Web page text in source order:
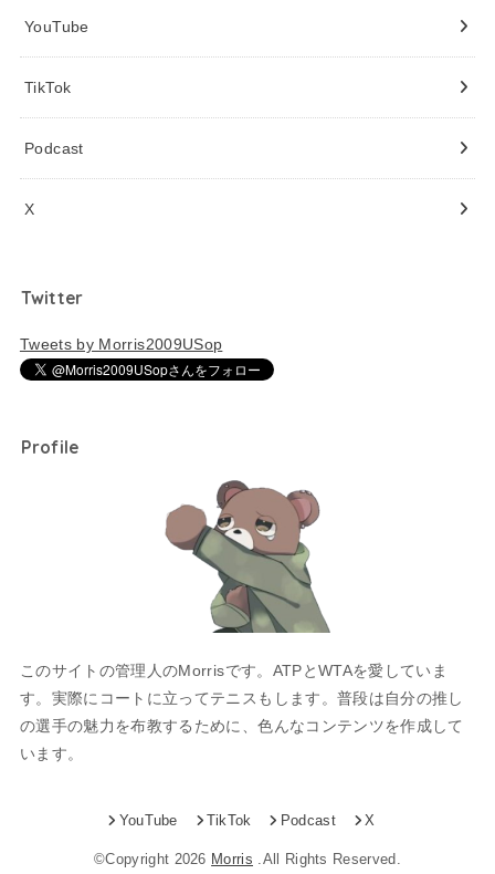
YouTube
TikTok
Podcast
X
Twitter
Tweets by Morris2009USop
Profile
このサイトの管理人のMorrisです。ATPとWTAを愛していま
す。実際にコートに立ってテニスもします。普段は自分の推し
の選手の魅力を布教するために、色んなコンテンツを作成して
います。
YouTube TikTok Podcast X
©Copyright 2026 Morris .All Rights Reserved.